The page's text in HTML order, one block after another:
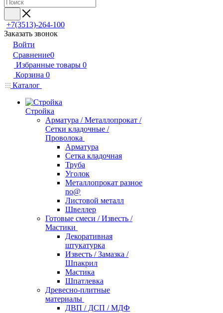
+7(3513)-264-100
Заказать звонок
Войти
Сравнение0
Избранные товары 0
Корзина 0
Каталог
Стройка
Арматура / Металлопрокат /
Сетки кладочные /
Проволока
Арматура
Сетка кладочная
Труба
Уголок
Металлопрокат разное
no@
Листовой металл
Швеллер
Готовые смеси / Известь /
Мастики
Декоративная
штукатурка
Известь / Замазка /
Шпакрил
Мастика
Шпатлевка
Древесно-плитные
материалы
ДВП / ДСП / МДФ